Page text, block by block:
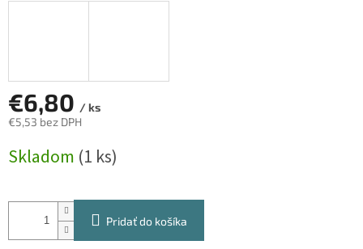
€6,80 / ks
€5,53 bez DPH
cena:
Skladom (1 ks)
Pridať do košíka